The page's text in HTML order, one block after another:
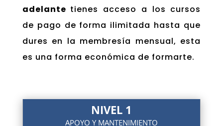
adelante tienes acceso a los cursos
de pago de forma ilimitada hasta que
dures en la membresía mensual, esta
es una forma económica de formarte.
NIVEL 1
APOYO Y MANTENIMIENTO